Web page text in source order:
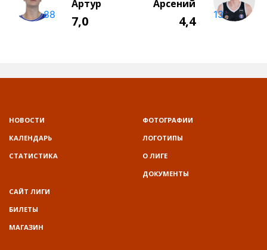
НОВОСТИ
КАЛЕНДАРЬ
СТАТИСТИКА
ФОТОГРАФИИ
ЛОГОТИПЫ
О ЛИГЕ
ДОКУМЕНТЫ
САЙТ ЛИГИ
БИЛЕТЫ
МАГАЗИН